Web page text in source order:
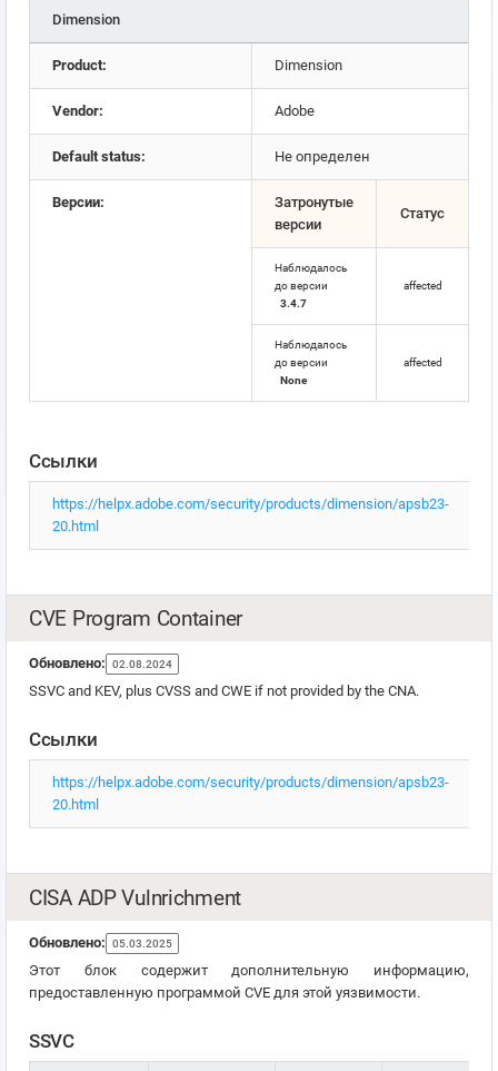
Dimension
Product: Dimension
Vendor: Adobe
Default status: Не определен
Версии:
Затронутые
версии
Статус
Наблюдалось
до версии
3.4.7
affected
Наблюдалось
до версии
None
affected
Ссылки
https://helpx.adobe.com/security/products/dimension/apsb23-
20.html
CVE Program Container
Обновлено: 02.08.2024
SSVC and KEV, plus CVSS and CWE if not provided by the CNA.
Ссылки
https://helpx.adobe.com/security/products/dimension/apsb23-
20.html
CISA ADP Vulnrichment
Обновлено: 05.03.2025
Этот блок содержит дополнительную информацию,
предоставленную программой CVE для этой уязвимости.
SSVC